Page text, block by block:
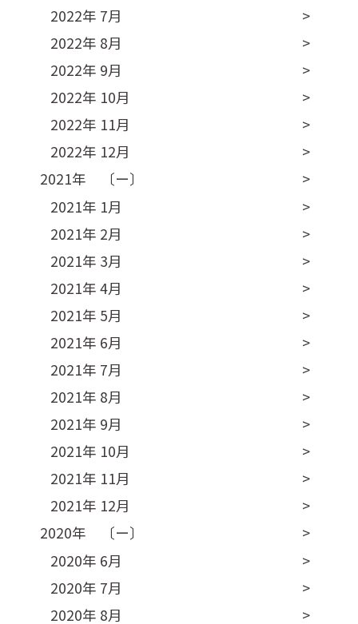
2022年 7月
2022年 8月
2022年 9月
2022年 10月
2022年 11月
2022年 12月
2021年 〔ー〕
2021年 1月
2021年 2月
2021年 3月
2021年 4月
2021年 5月
2021年 6月
2021年 7月
2021年 8月
2021年 9月
2021年 10月
2021年 11月
2021年 12月
2020年 〔ー〕
2020年 6月
2020年 7月
2020年 8月